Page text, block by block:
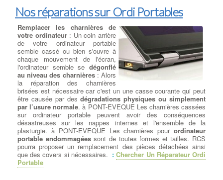
être nécessaire de réinstaller le système tout en restaurant les
données utilisateur.
Il existe de nombreux virus et logiciels malveillants (malwares)
qui peuvent causer des dommages importants aux systèmes et
aux données. Voici quelques-uns des virus et malwares les plus
dangereux et notoires jusqu'à ma date de connaissance en
septembre 2021 :
WannaCry : Apparu en mai 2017, WannaCry était un ransomware
qui a infecté des centaines de milliers d'ordinateurs dans le
monde entier en exploitant une vulnérabilité de Windows. Il
chiffrait les données des victimes et exigeait une rançon en
bitcoin pour les récupérer.
NotPetya / ExPetr : Il est apparu en juin 2017 et a été classé
comme un ransomware, mais son objectif principal semblait être
de causer des dommages plutôt que de gagner de l'argent grâce
aux rançons. Il a causé des dégâts importants aux entreprises et
aux infrastructures informatiques.
Conficker : Lancé en 2008, Conficker était un ver informatique
qui se propageait rapidement en exploitant des vulnérabilités
dans les systèmes Windows. Il pouvait prendre le contrôle
complet des ordinateurs infectés.
Nos réparations sur Ordi Portables
Remplacer les charnières de
votre ordinateur: Un coin arrière
de votre ordinateur portable
semble cassé ou bien s'ouvre à
chaque mouvement de l'écran,
l'ordinateur semble se dégonflé
au niveau des charnières: Alors
la réparation des charnières
brisées est nécessaire car c'est un une casse courante qui peut
être causée par desdégradations physiques ou simplement
par l’usure normale. à PONT-EVEQUE Les charnières cassées
sur ordinateur portable peuvent avoir des conséquences
désastreuses sur les nappes internes et l'ensemble de la
plasturgie. à PONT-EVEQUE Les charnières pour ordinateur
portable endommagéessont de toutes formes et tailles. RCS
pourra proposer un remplacement des pièces détachées ainsi
que des covers si nécessaires. :Chercher Un Réparateur Ordi
Portable